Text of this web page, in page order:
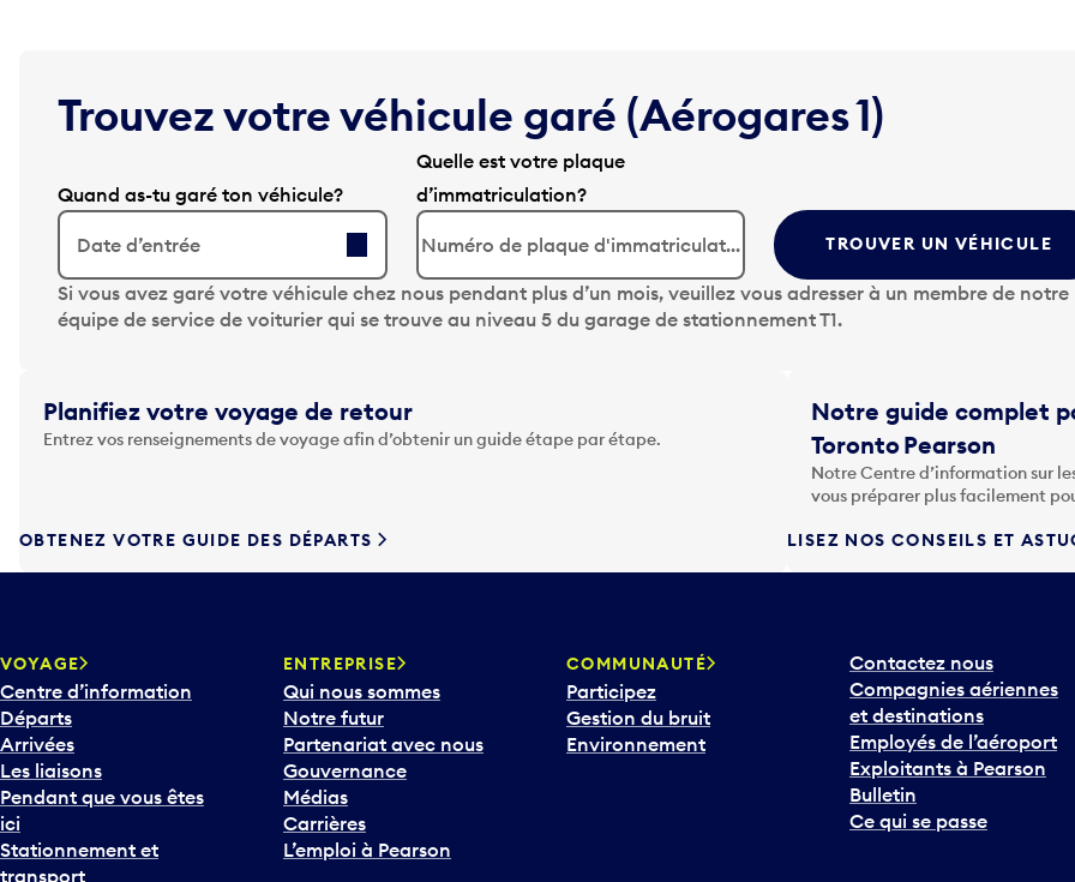
Trouvez votre véhicule garé (Aérogares 1)
Quand as-tu garé ton véhicule?
Date d’entrée
A
p
y
e
z
r
u
c
h
e
F
l
c
h
Quelle est votre plaque
d’immatriculation?
TROUVER UN VÉHICULE
Si vous avez garé votre véhicule chez nous pendant plus d’un mois, veuillez vous adresser à un membre de notre
équipe de service de voiturier qui se trouve au niveau 5 du garage de stationnement T1.
Planifiez votre voyage de retour
Entrez vos renseignements de voyage afin d’obtenir un guide étape par étape.
OBTENEZ VOTRE GUIDE DES DÉPARTS
Notre guide complet
Toronto Pearson
Notre Centre d’information sur
vous préparer plus facilement
LISEZ NOS CONSEILS ET
VOYAGE
Centre d’information
Départs
Arrivées
Les liaisons
Pendant que vous êtes
ici
Stationnement et
transport
ENTREPRISE
Qui nous sommes
Notre futur
Partenariat avec nous
Gouvernance
Médias
Carrières
L’emploi à Pearson
COMMUNAUTÉ
Participez
Gestion du bruit
Environnement
Contactez nous
Compagnies aériennes
et destinations
Employés de l’aéroport
Exploitants à Pearson
Bulletin
Ce qui se passe